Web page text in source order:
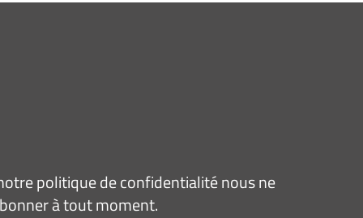
politique de confidentialité nous ne
à tout moment.